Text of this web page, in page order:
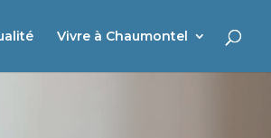
Vivre à Chaumontel